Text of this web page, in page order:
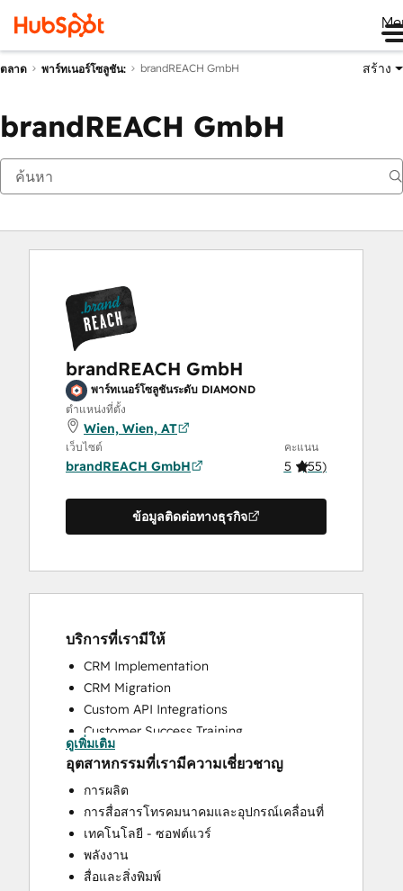
ตลาด พาร์ทเนอร์โซลูชัน: brandREACH GmbH สร้าง
brandREACH GmbH
brandREACH GmbH
พาร์ทเนอร์โซลูชันระดับ DIAMOND
ตำแหน่งที่ตั้ง
Wien, Wien, AT
เว็บไซต์
brandREACH GmbH
คะแนน
5 (55)
ข้อมูลติดต่อทางธุรกิจ
บริการที่เรามีให้
CRM Implementation
CRM Migration
Custom API Integrations
Customer Success Training
Customer Support Training
Customer Survey and Analysis
Help Desk Implementation
HubSpot Onboarding
Programmable Automation
Sales and Marketing Alignment
Website Development
ดูเพิ่มเติม
อุตสาหกรรมที่เรามีความเชี่ยวชาญ
การผลิต
การสื่อสารโทรคมนาคมและอุปกรณ์เคลื่อนที่
เทคโนโลยี - ซอฟต์แวร์
พลังงาน
สื่อและสิ่งพิมพ์